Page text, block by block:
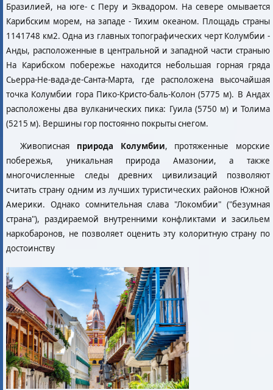
Бразилией, на юге- с Перу и Эквадором. На севере омывается
Карибским морем, на западе - Тихим океаном. Площадь страны
1141748 км2. Одна из главных топографических черт Колумбии -
Анды, расположенные в центральной и западной части страныю
На Карибском побережье находится небольшая горная гряда
Сьерра-Не-вада-де-Санта-Марта, где расположена высочайшая
точка Колумбии гора Пико-Кристо-баль-Колон (5775 м). В Андах
расположены два вулканических пика: Гуила (5750 м) и Толима
(5215 м). Вершины гор постоянно покрыты снегом.
Живописная природа Колумбии, протяженные морские
побережья, уникальная природа Амазонии, а также
многочисленные следы древних цивилизаций позволяют
считать страну одним из лучших туристических районов Южной
Америки. Однако сомнительная слава "Локомбии" ("безумная
страна"), раздираемой внутренними конфликтами и засильем
наркобаронов, не позволяет оценить эту колоритную страну по
достоинству